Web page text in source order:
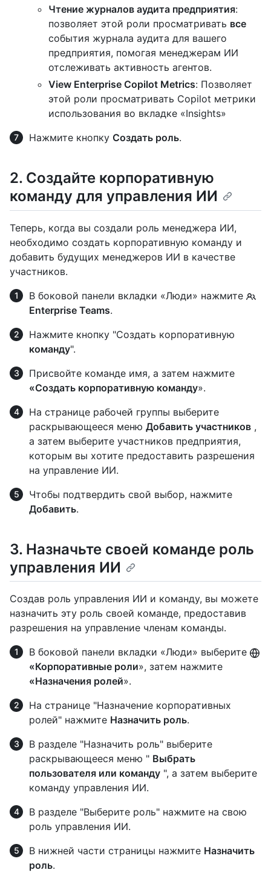
Чтение журналов аудита предприятия:
позволяет этой роли просматривать все
события журнала аудита для вашего
предприятия, помогая менеджерам ИИ
отслеживать активность агентов.
View Enterprise Copilot Metrics: Позволяет
этой роли просматривать Copilot метрики
использования во вкладке «Insights»
Нажмите кнопку Создать роль.
2. Создайте корпоративную
команду для управления ИИ
Теперь, когда вы создали роль менеджера ИИ,
необходимо создать корпоративную команду и
добавить будущих менеджеров ИИ в качестве
участников.
В боковой панели вкладки «Люди» нажмите
Enterprise Teams.
Нажмите кнопку "Создать корпоративную
команду".
Присвойте команде имя, а затем нажмите
«Создать корпоративную команду».
На странице рабочей группы выберите
раскрывающееся меню Добавить участников ,
а затем выберите участников предприятия,
которым вы хотите предоставить разрешения
на управление ИИ.
Чтобы подтвердить свой выбор, нажмите
Добавить.
3. Назначьте своей команде роль
управления ИИ
Создав роль управления ИИ и команду, вы можете
назначить эту роль своей команде, предоставив
разрешения на управление членам команды.
В боковой панели вкладки «Люди» выберите
«Корпоративные роли», затем нажмите
«Назначения ролей».
На странице "Назначение корпоративных
ролей" нажмите Назначить роль.
В разделе "Назначить роль" выберите
раскрывающееся меню " Выбрать
пользователя или команду ", а затем выберите
команду управления ИИ.
В разделе "Выберите роль" нажмите на свою
роль управления ИИ.
В нижней части страницы нажмите Назначить
роль.